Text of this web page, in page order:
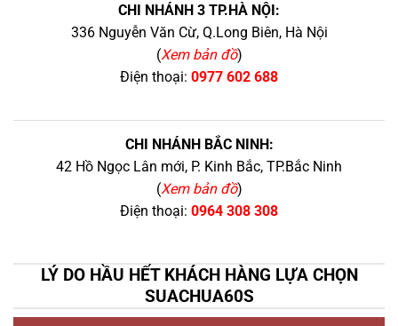
CHI NHÁNH 3 TP.HÀ NỘI:
336 Nguyễn Văn Cừ, Q.Long Biên, Hà Nội
(Xem bản đồ)
Điện thoại: 0977 602 688
CHI NHÁNH BẮC NINH:
42 Hồ Ngọc Lân mới, P. Kinh Bắc, TP.Bắc Ninh
(Xem bản đồ)
Điện thoại: 0964 308 308
LÝ DO HẦU HẾT KHÁCH HÀNG LỰA CHỌN
SUACHUA60S